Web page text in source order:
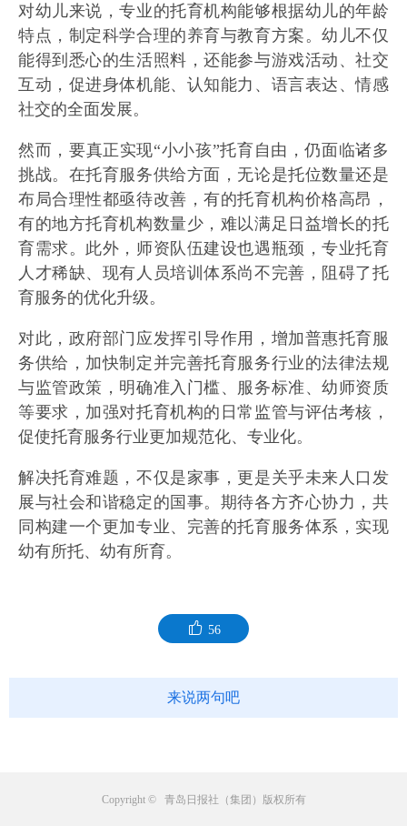
对幼儿来说，专业的托育机构能够根据幼儿的年龄
特点，制定科学合理的养育与教育方案。幼儿不仅
能得到悉心的生活照料，还能参与游戏活动、社交
互动，促进身体机能、认知能力、语言表达、情感
社交的全面发展。
然而，要真正实现“小小孩”托育自由，仍面临诸多
挑战。在托育服务供给方面，无论是托位数量还是
布局合理性都亟待改善，有的托育机构价格高昂，
有的地方托育机构数量少，难以满足日益增长的托
育需求。此外，师资队伍建设也遇瓶颈，专业托育
人才稀缺、现有人员培训体系尚不完善，阻碍了托
育服务的优化升级。
对此，政府部门应发挥引导作用，增加普惠托育服
务供给，加快制定并完善托育服务行业的法律法规
与监管政策，明确准入门槛、服务标准、幼师资质
等要求，加强对托育机构的日常监管与评估考核，
促使托育服务行业更加规范化、专业化。
解决托育难题，不仅是家事，更是关乎未来人口发
展与社会和谐稳定的国事。期待各方齐心协力，共
同构建一个更加专业、完善的托育服务体系，实现
幼有所托、幼有所育。
56
来说两句吧
Copyright © 青岛日报社（集团）版权所有